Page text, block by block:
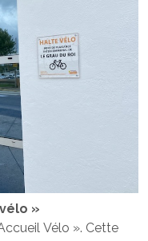
»
Vélo ». Cette